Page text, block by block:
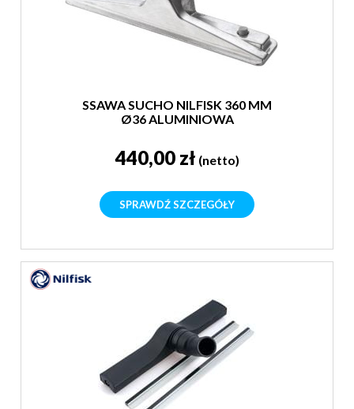
SSAWA SUCHO NILFISK 360 MM
Ø36 ALUMINIOWA
440,00 zł (netto)
SPRAWDŹ SZCZEGÓŁY